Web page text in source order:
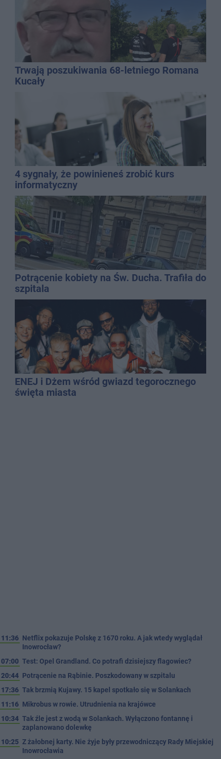
Trwają poszukiwania 68-letniego Romana
Kucały
4 sygnały, że powinieneś zrobić kurs
informatyczny
Potrącenie kobiety na Św. Ducha. Trafiła do
szpitala
ENEJ i Dżem wśród gwiazd tegorocznego
święta miasta
11:36 Netflix pokazuje Polskę z 1670 roku. A jak wtedy wyglądał
Inowrocław?
07:00 Test: Opel Grandland. Co potrafi dzisiejszy flagowiec?
20:44 Potrącenie na Rąbinie. Poszkodowany w szpitalu
17:36 Tak brzmią Kujawy. 15 kapel spotkało się w Solankach
11:16 Mikrobus w rowie. Utrudnienia na krajówce
10:34 Tak źle jest z wodą w Solankach. Wyłączono fontannę i
zaplanowano dolewkę
10:25 Z żałobnej karty. Nie żyje były przewodniczący Rady Miejskiej
Inowrocławia